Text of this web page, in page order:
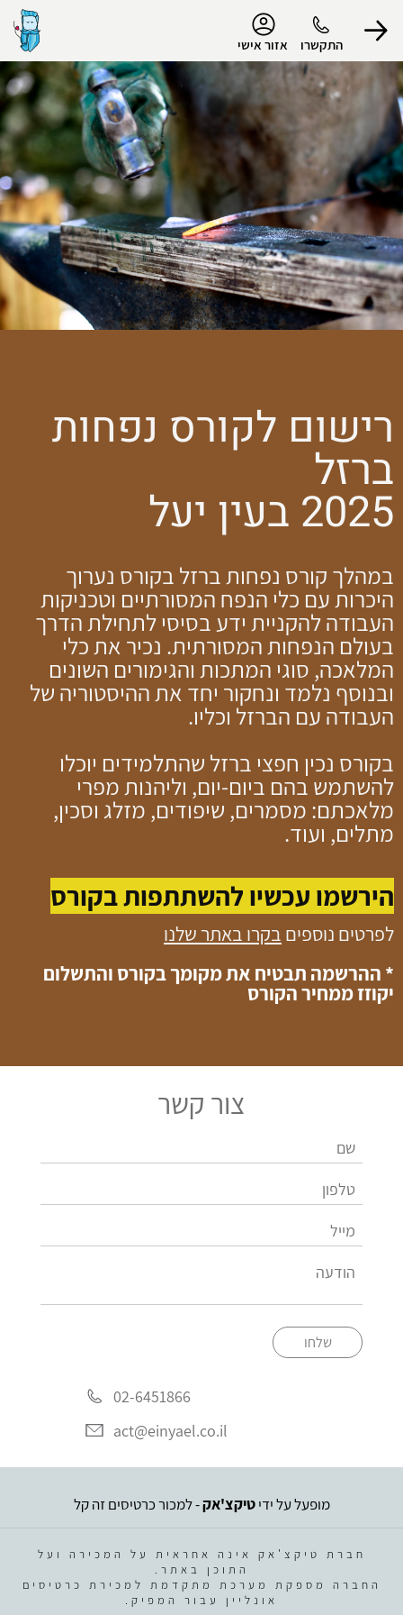
התקשרו אזור אישי
הפרופיל שלי
התנתק
רישום לקורס נפחות
ברזל
2025 בעין יעל
במהלך קורס נפחות ברזל בקורס נערוך
היכרות עם כלי הנפח המסורתיים וטכניקות
העבודה להקניית ידע בסיסי לתחילת הדרך
בעולם הנפחות המסורתית. נכיר את כלי
המלאכה, סוגי המתכות והגימורים השונים
ובנוסף נלמד ונחקור יחד את ההיסטוריה של
העבודה עם הברזל וכליו.
בקורס נכין חפצי ברזל שהתלמידים יוכלו
להשתמש בהם ביום-יום, וליהנות מפרי
מלאכתם: מסמרים, שיפודים, מזלג וסכין,
מתלים, ועוד.
הירשמו עכשיו להשתתפות בקורס
לפרטים נוספים בקרו באתר שלנו
* ההרשמה תבטיח את מקומך בקורס והתשלום
יקוזז ממחיר הקורס
צור קשר
שלחו
02-6451866
act@einyael.co.il
מופעל על ידיטיקצ'אק- למכור כרטיסים זה קל
חברת טיקצ'אק אינה אחראית על המכירה ועל
התוכן באתר.
החברה מספקת מערכת מתקדמת למכירת כרטיסים
אונליין עבור המפיק.